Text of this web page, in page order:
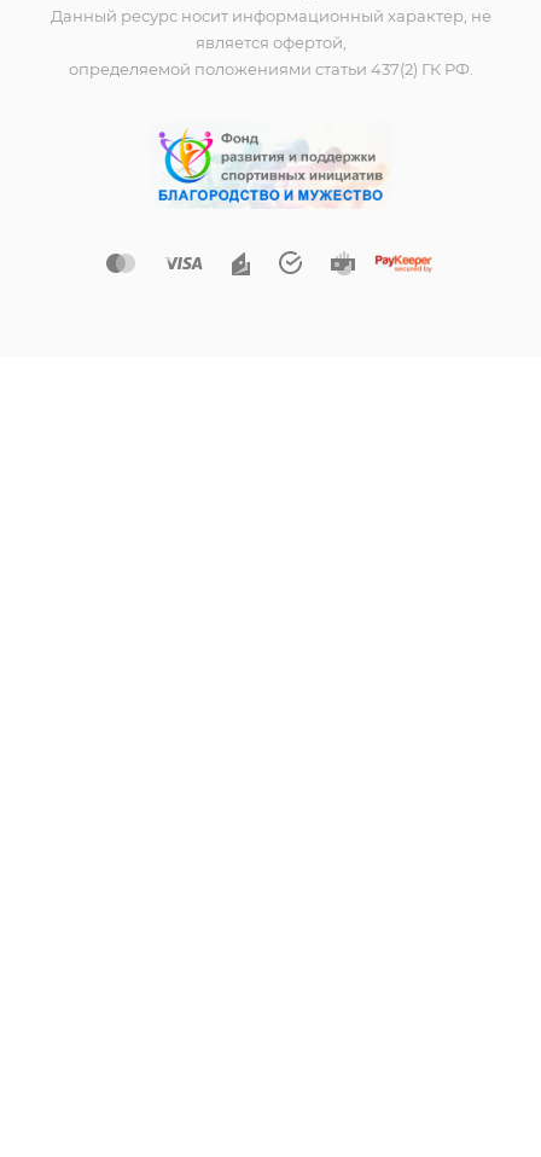
Данный ресурс носит информационный характер, не
является офертой,
определяемой положениями статьи 437(2) ГК РФ.